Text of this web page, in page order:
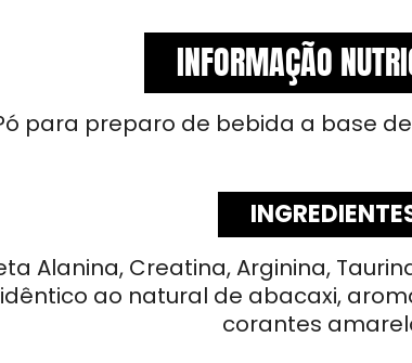
INFORMAÇÃO
para preparo de bebida a base
Alanina, Creatina, Arginina,
ao natural de abacaxi,
corantes